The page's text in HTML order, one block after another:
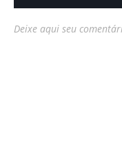
Deixe aqui seu